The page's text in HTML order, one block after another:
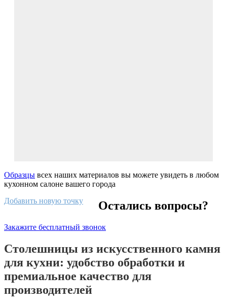
Образцы всех наших материалов вы можете увидеть в любом
кухонном салоне вашего города
Добавить новую точку
Остались вопросы?
Закажите бесплатный звонок
Столешницы из искусственного камня
для кухни: удобство обработки и
премиальное качество для
производителей